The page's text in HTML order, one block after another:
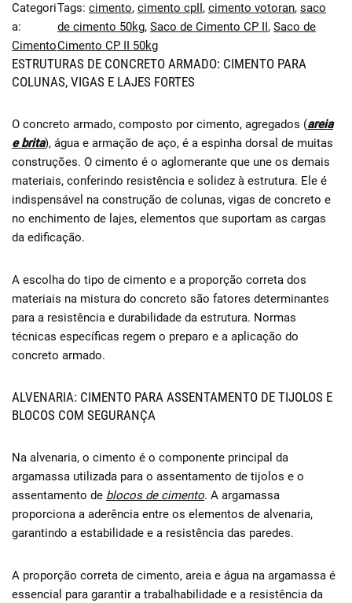
Categori
a:
Cimento
Tags: cimento, cimento cpII, cimento votoran, saco
de cimento 50kg, Saco de Cimento CP II, Saco de
Cimento CP II 50kg
ESTRUTURAS DE CONCRETO ARMADO: CIMENTO PARA
COLUNAS, VIGAS E LAJES FORTES
O concreto armado, composto por cimento, agregados (areia
e brita), água e armação de aço, é a espinha dorsal de muitas
construções. O cimento é o aglomerante que une os demais
materiais, conferindo resistência e solidez à estrutura. Ele é
indispensável na construção de colunas, vigas de concreto e
no enchimento de lajes, elementos que suportam as cargas
da edificação.
A escolha do tipo de cimento e a proporção correta dos
materiais na mistura do concreto são fatores determinantes
para a resistência e durabilidade da estrutura. Normas
técnicas específicas regem o preparo e a aplicação do
concreto armado.
ALVENARIA: CIMENTO PARA ASSENTAMENTO DE TIJOLOS E
BLOCOS COM SEGURANÇA
Na alvenaria, o cimento é o componente principal da
argamassa utilizada para o assentamento de tijolos e o
assentamento de blocos de cimento. A argamassa
proporciona a aderência entre os elementos de alvenaria,
garantindo a estabilidade e a resistência das paredes.
A proporção correta de cimento, areia e água na argamassa é
essencial para garantir a trabalhabilidade e a resistência da